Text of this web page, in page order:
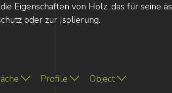
Eigenschaften von Holz, das für seine
oder zur Isolierung.
Profile Object